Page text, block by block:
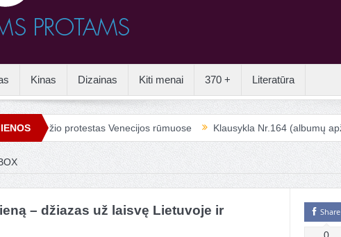
Kinas Dizainas Kiti menai 370 + Literatūra
grožio protestas Venecijos rūmuose Klausykla Nr.164 (albumų apžvalga)
– džiazas už laisvę Lietuvoje ir
Share
0